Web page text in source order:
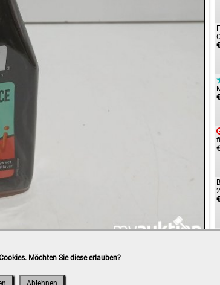
Möchten Sie diese erlauben?
Ablehnen